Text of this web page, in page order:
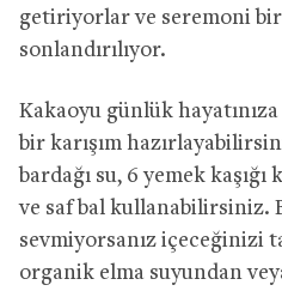
getiriyorlar ve seremoni
sonlandırılıyor.
Kakaoyu günlük
bir karışım
bardağı su, 6 yemek
ve saf bal kullanabilirsiniz.
sevmiyorsanız içeceğinizi
organik elma suyundan